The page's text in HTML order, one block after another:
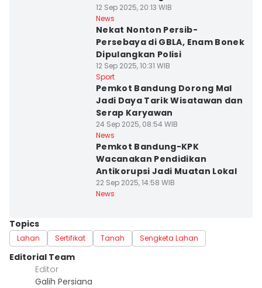
12 Sep 2025, 20:13 WIB
News
Nekat Nonton Persib-
Persebaya di GBLA, Enam Bonek
Dipulangkan Polisi
12 Sep 2025, 10:31 WIB
Sport
Pemkot Bandung Dorong Mal
Jadi Daya Tarik Wisatawan dan
Serap Karyawan
24 Sep 2025, 08:54 WIB
News
Pemkot Bandung-KPK
Wacanakan Pendidikan
Antikorupsi Jadi Muatan Lokal
22 Sep 2025, 14:58 WIB
News
Topics
Lahan Sertifikat Tanah Sengketa Lahan
Editorial Team
Editor
Galih Persiana